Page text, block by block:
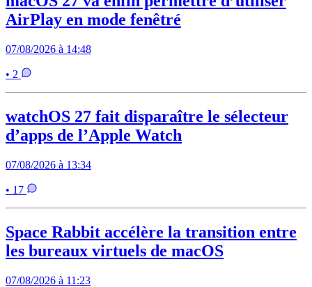
AirPlay en mode fenêtré
07/08/2026 à 14:48
• 2
watchOS 27 fait disparaître le sélecteur
d’apps de l’Apple Watch
07/08/2026 à 13:34
• 17
Space Rabbit accélère la transition entre
les bureaux virtuels de macOS
07/08/2026 à 11:23